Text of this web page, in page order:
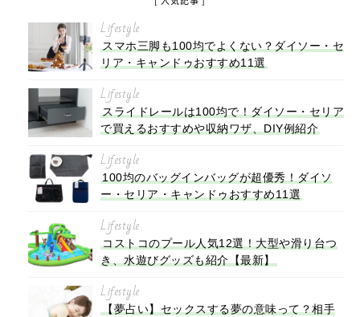
Lifestyle
スマホ三脚も100均でよくない？ダイソー・セ
リア・キャンドゥおすすめ11選
Lifestyle
スライドレールは100均で！ダイソー・セリア
で買えるおすすめや収納ワザ、DIY例紹介
Lifestyle
100均のバッグインバッグが超優秀！ダイソ
ー・セリア・キャンドゥおすすめ11選
Lifestyle
コストコのプール人気12選！大型や滑り台つ
き、水遊びグッズも紹介【最新】
Lifestyle
【夢占い】セックスする夢の意味って？相手